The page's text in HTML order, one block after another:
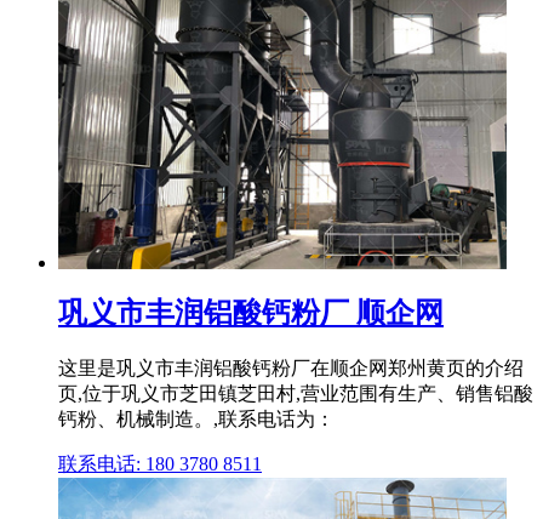
巩义市丰润铝酸钙粉厂 顺企网
这里是巩义市丰润铝酸钙粉厂在顺企网郑州黄页的介绍
页,位于巩义市芝田镇芝田村,营业范围有生产、销售铝酸
钙粉、机械制造。,联系电话为：
联系电话: 180 3780 8511